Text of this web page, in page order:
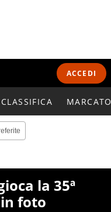
ACCEDI
CLASSIFICA
la 35ª
foto